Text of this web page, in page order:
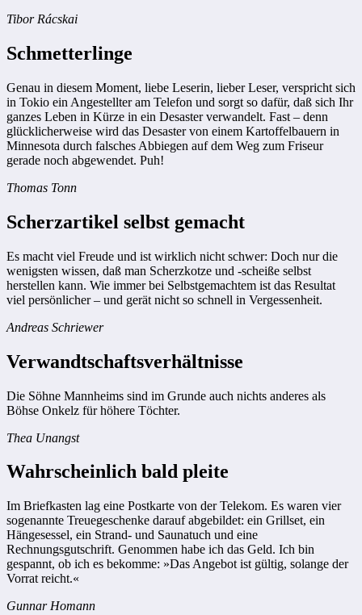
Tibor Rácskai
Schmetterlinge
Genau in diesem Moment, liebe Leserin, lieber Leser, verspricht sich
in Tokio ein Angestellter am Telefon und sorgt so dafür, daß sich Ihr
ganzes Leben in Kürze in ein Desaster verwandelt. Fast – denn
glücklicherweise wird das Desaster von einem Kartoffelbauern in
Minnesota durch falsches Abbiegen auf dem Weg zum Friseur
gerade noch abgewendet. Puh!
Thomas Tonn
Scherzartikel selbst gemacht
Es macht viel Freude und ist wirklich nicht schwer: Doch nur die
wenigsten wissen, daß man Scherzkotze und -scheiße selbst
herstellen kann. Wie immer bei Selbstgemachtem ist das Resultat
viel persönlicher – und gerät nicht so schnell in Vergessenheit.
Andreas Schriewer
Verwandtschaftsverhältnisse
Die Söhne Mannheims sind im Grunde auch nichts anderes als
Böhse Onkelz für höhere Töchter.
Thea Unangst
Wahrscheinlich bald pleite
Im Briefkasten lag eine Postkarte von der Telekom. Es waren vier
sogenannte Treuegeschenke darauf abgebildet: ein Grillset, ein
Hängesessel, ein Strand- und Saunatuch und eine
Rechnungsgutschrift. Genommen habe ich das Geld. Ich bin
gespannt, ob ich es bekomme: »Das Angebot ist gültig, solange der
Vorrat reicht.«
Gunnar Homann